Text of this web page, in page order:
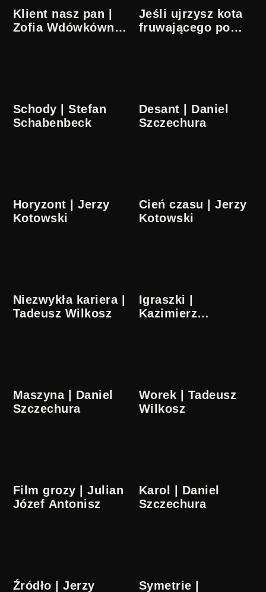
Klient nasz pan |
Zofia Wdówkówna-
Jeśli ujrzysz kota
fruwającego po
D
F
Schody | Stefan
Schabenbeck
Desant | Daniel
Szczechura
Horyzont | Jerzy
Kotowski
Cień czasu | Jerzy
Kotowski
Niezwykła kariera |
Tadeusz Wilkosz
Igraszki |
Kazimierz
Maszyna | Daniel
Szczechura
Worek | Tadeusz
Wilkosz
Film grozy | Julian
Józef Antonisz
Karol | Daniel
Szczechura
Źródło | Jerzy
Symetrie |